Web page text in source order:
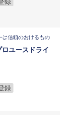
は信頼のおけるもの
ユースドライ
録